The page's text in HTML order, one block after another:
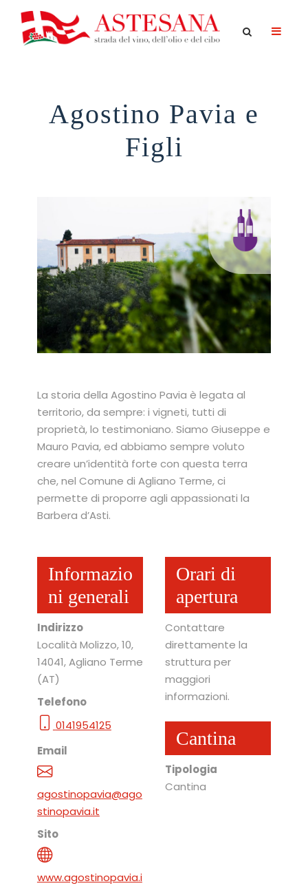
Agostino Pavia e
Figli
La storia della Agostino Pavia è legata al
territorio, da sempre: i vigneti, tutti di
proprietà, lo testimoniano. Siamo Giuseppe e
Mauro Pavia, ed abbiamo sempre voluto
creare un’identità forte con questa terra
che, nel Comune di Agliano Terme, ci
permette di proporre agli appassionati la
Barbera d’Asti.
Informazio
ni generali
Indirizzo
Località Molizzo, 10,
14041, Agliano Terme
(AT)
Telefono
0141954125
Email
agostinopavia@ago
stinopavia.it
Sito
www.agostinopavia.i
Orari di
apertura
Contattare
direttamente la
struttura per
maggiori
informazioni.
Cantina
Tipologia
Cantina